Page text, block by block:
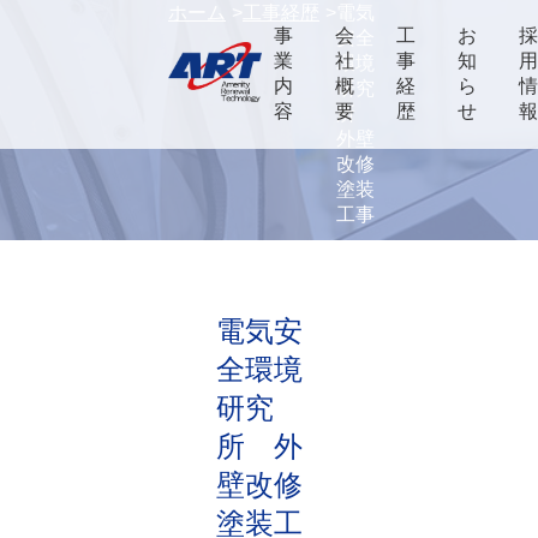
事
業
内
容
会
社
概
要
工
事
経
歴
お
知
ら
せ
ホーム
安全
環境
研究
所
改修
塗装
工事
電気安
全環境
研究
所 外
壁改修
塗装工